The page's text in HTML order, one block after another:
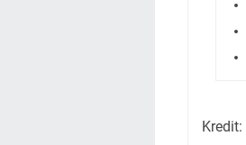
Kredit: